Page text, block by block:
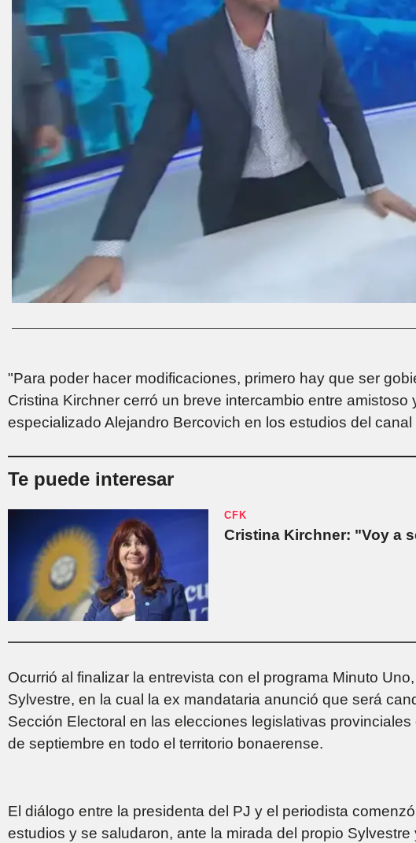
"Para poder hacer modificaciones, primero hay que ser
Cristina Kirchner cerró un breve intercambio entre amistoso
especializado Alejandro Bercovich en los estudios del
Te puede interesar
CFK
Cristina Kirchner: "Voy a
Ocurrió al finalizar la entrevista con el programa Minuto
Sylvestre, en la cual la ex mandataria anunció que será
Sección Electoral en las elecciones legislativas
de septiembre en todo el territorio bonaerense.
El diálogo entre la presidenta del PJ y el periodista
estudios y se saludaron, ante la mirada del propio